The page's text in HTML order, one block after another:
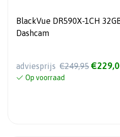
BlackVue DR590X-1CH
Dashcam
adviesprijs €249,95
Op voorraad